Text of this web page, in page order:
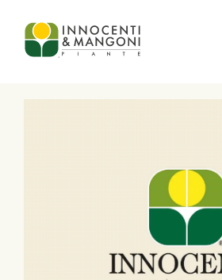
Skip to main content